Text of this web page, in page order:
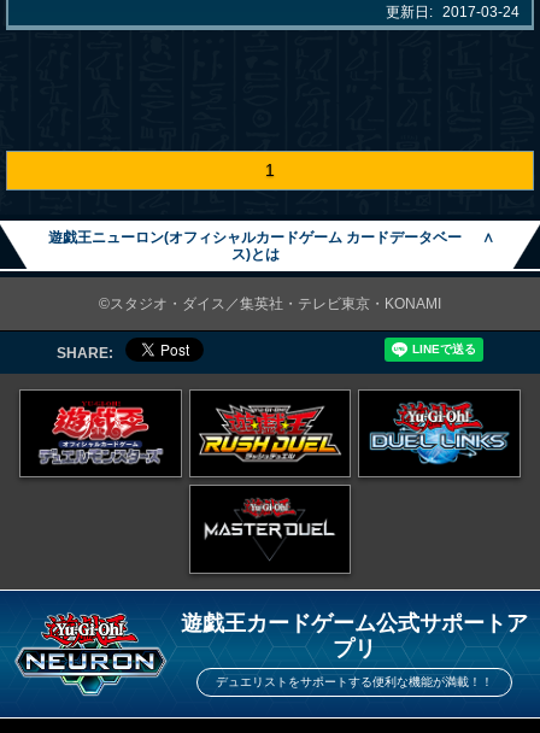
更新日: 2017-03-24
1
遊戯王ニューロン(オフィシャルカードゲーム カードデータベー
ス)とは
∧
©スタジオ・ダイス／集英社・テレビ東京・KONAMI
SHARE:
遊戯王カードゲーム公式サポートア
プリ
デュエリストをサポートする便利な機能が満載！！